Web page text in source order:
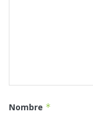
Nombre *